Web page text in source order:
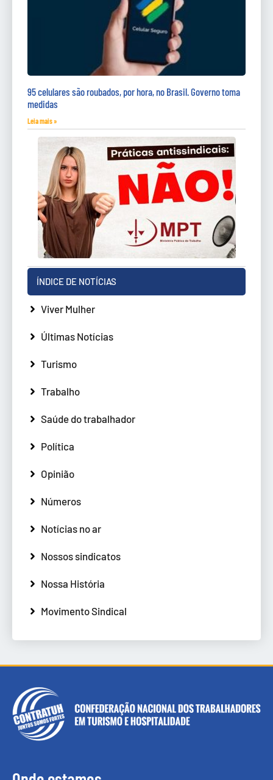
95 celulares são roubados, por hora, no Brasil. Governo toma
medidas
Leia mais »
ÍNDICE DE NOTÍCIAS
Viver Mulher
Últimas Notícias
Turismo
Trabalho
Saúde do trabalhador
Política
Opinião
Números
Notícias no ar
Nossos sindicatos
Nossa História
Movimento Sindical